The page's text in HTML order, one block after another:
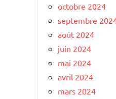
octobre 2024
septembre
août 2024
juin 2024
mai 2024
avril 2024
mars 2024